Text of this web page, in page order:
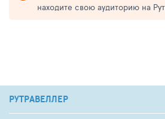
находите свою аудиторию на
РУТРАВЕЛЛЕР